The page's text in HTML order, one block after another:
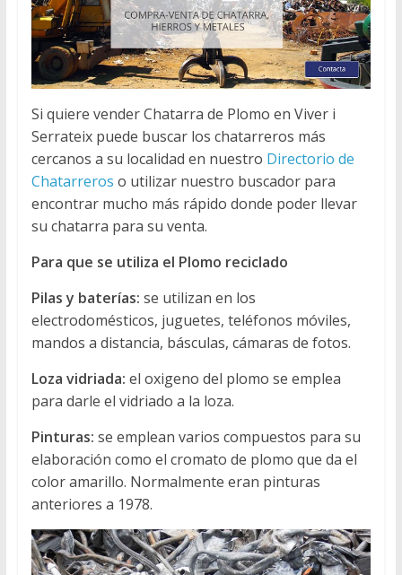
Si quiere vender Chatarra de Plomo en Viver i
Serrateix puede buscar los chatarreros más
cercanos a su localidad en nuestro Directorio de
Chatarreros o utilizar nuestro buscador para
encontrar mucho más rápido donde poder llevar
su chatarra para su venta.
Para que se utiliza el Plomo reciclado
Pilas y baterías: se utilizan en los
electrodomésticos, juguetes, teléfonos móviles,
mandos a distancia, básculas, cámaras de fotos.
Loza vidriada: el oxigeno del plomo se emplea
para darle el vidriado a la loza.
Pinturas: se emplean varios compuestos para su
elaboración como el cromato de plomo que da el
color amarillo. Normalmente eran pinturas
anteriores a 1978.